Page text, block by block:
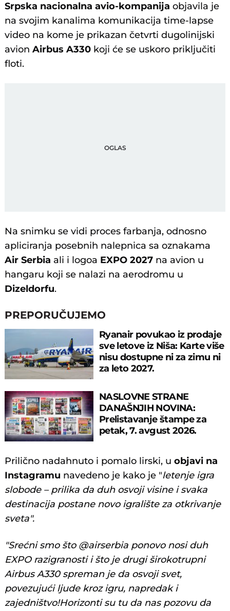
Srpska nacionalna avio-kompanija objavila je
na svojim kanalima komunikacija time-lapse
video na kome je prikazan četvrti dugolinijski
avionAirbus A330 koji će se uskoro priključiti
floti.
Na snimku se vidi proces farbanja, odnosno
apliciranja posebnih nalepnica sa oznakama
Air Serbia ali i logoa EXPO 2027 na avion u
hangaru koji se nalazi na aerodromu u
Dizeldorfu.
PREPORUČUJEMO
Ryanair povukao iz prodaje
sve letove iz Niša: Karte više
nisu dostupne ni za zimu ni
za leto 2027.
NASLOVNE STRANE
DANAŠNJIH NOVINA:
Prelistavanje štampe za
petak, 7. avgust 2026.
Prilično nadahnuto i pomalo lirski, uobjavi na
Instagramu navedeno je kako je "letenje igra
slobode – prilika da duh osvoji visine i svaka
destinacija postane novo igralište za otkrivanje
sveta".
"Srećni smo što @airserbia ponovo nosi duh
EXPO razigranosti i što je drugi širokotrupni
Airbus A330 spreman je da osvoji svet,
povezujući ljude kroz igru, napredak i
zajedništvo!Horizonti su tu da nas pozovu da